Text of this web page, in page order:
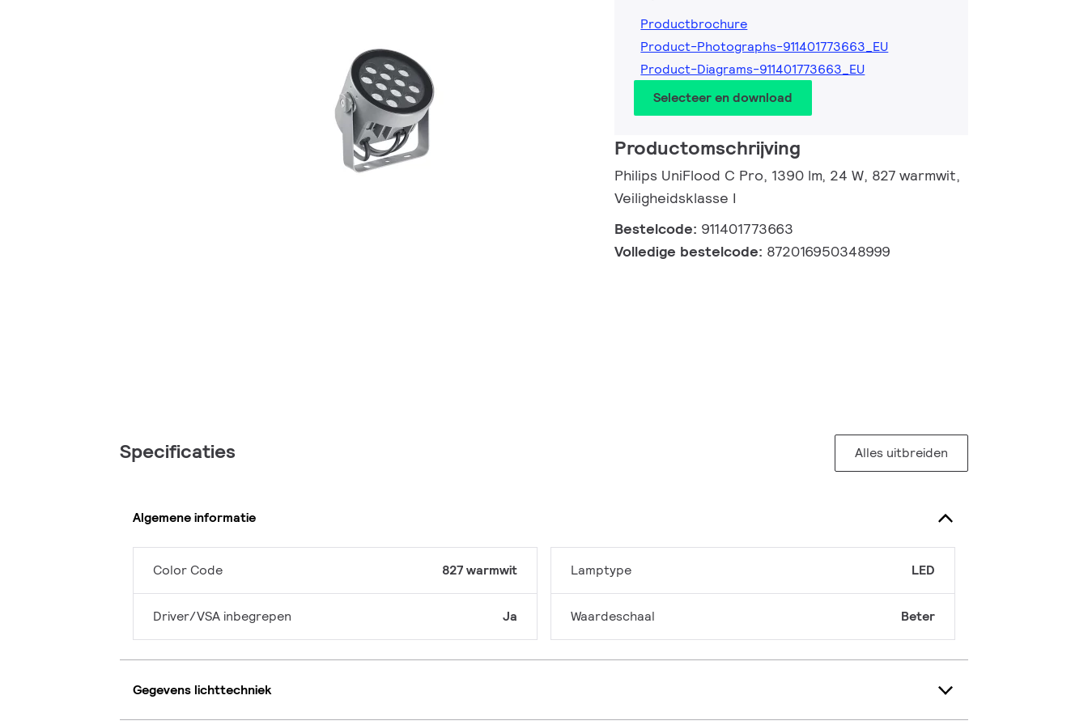
Productbrochure
Product-Photographs-911401773663_EU
Product-Diagrams-911401773663_EU
Selecteer en download
Productomschrijving
Philips UniFlood C Pro, 1390 lm, 24 W, 827 warmwit,
Veiligheidsklasse I
Bestelcode: 911401773663
Volledige bestelcode: 872016950348999
Specificaties Alles uitbreiden
Algemene informatie
Color Code 827 warmwit
Driver/VSA inbegrepen Ja
Lamptype LED
Waardeschaal Beter
Gegevens lichttechniek